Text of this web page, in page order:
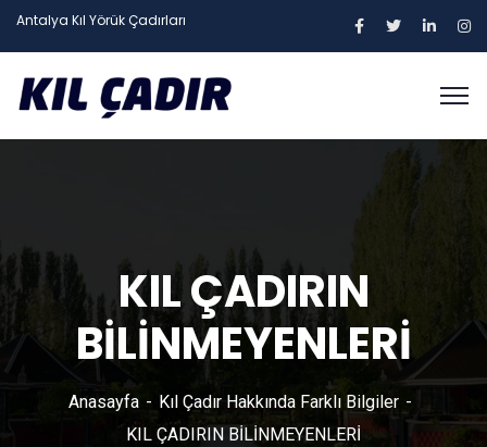
Antalya Kıl Yörük Çadırları
KIL ÇADIRIN
BİLİNMEYENLERİ
Anasayfa
Kıl Çadır Hakkında Farklı Bilgiler
KIL ÇADIRIN BİLİNMEYENLERİ